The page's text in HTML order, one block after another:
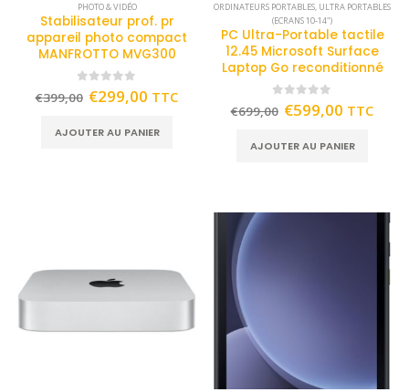
PHOTO & VIDÉO
Stabilisateur prof. pr
appareil photo compact
MANFROTTO MVG300
out of 5
€399,00 €299,00 TTC
AJOUTER AU PANIER
ORDINATEURS PORTABLES, ULTRA PORTABLES
(ECRANS 10-14")
PC Ultra-Portable tactile
12.45 Microsoft Surface
Laptop Go reconditionné
out of 5
€699,00 €599,00 TTC
AJOUTER AU PANIER